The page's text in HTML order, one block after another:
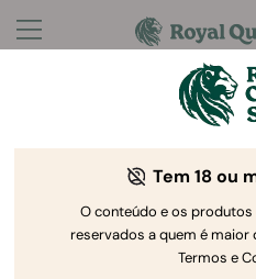
Perguntas?
Bem-vindo ao Royal
Tem 18 ou
O conteúdo e os
reservados a quem é maior
Termos e